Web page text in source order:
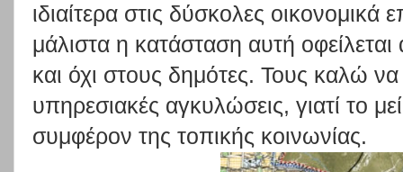
ιδιαίτερα στις δύσκολες
μάλιστα η κατάσταση αυτή οφείλεται
και όχι στους δημότες. Τους καλώ
υπηρεσιακές αγκυλώσεις, γιατί το
συμφέρον της τοπικής κοινωνίας.